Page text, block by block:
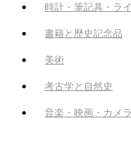
時計・筆記具・ラ
書籍と歴史記念品
美術
考古学と自然史
音楽・映画・カメラ